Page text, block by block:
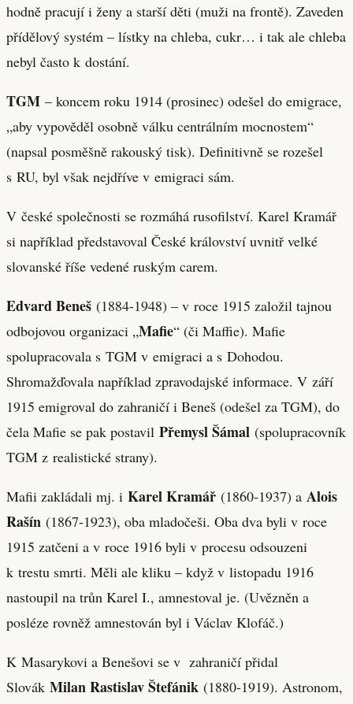
hodně pracují i ženy a starší děti (muži na frontě). Zaveden
přídělový systém – lístky na chleba, cukr… i tak ale chleba
nebyl často k dostání.
TGM – koncem roku 1914 (prosinec) odešel do emigrace,
„aby vypověděl osobně válku centrálním mocnostem“
(napsal posměšně rakouský tisk). Definitivně se rozešel
s RU, byl však nejdříve v emigraci sám.
V české společnosti se rozmáhá rusofilství. Karel Kramář
si například představoval České království uvnitř velké
slovanské říše vedené ruským carem.
Edvard Beneš (1884-1948) – v roce 1915 založil tajnou
odbojovou organizaci „Mafie“ (či Maffie). Mafie
spolupracovala s TGM v emigraci a s Dohodou.
Shromažďovala například zpravodajské informace. V září
1915 emigroval do zahraničí i Beneš (odešel za TGM), do
čela Mafie se pak postavil Přemysl Šámal (spolupracovník
TGM z realistické strany).
Mafii zakládali mj. i Karel Kramář (1860-1937) a Alois
Rašín (1867-1923), oba mladočeši. Oba dva byli v roce
1915 zatčeni a v roce 1916 byli v procesu odsouzeni
k trestu smrti. Měli ale kliku – když v listopadu 1916
nastoupil na trůn Karel I., amnestoval je. (Uvězněn a
posléze rovněž amnestován byl i Václav Klofáč.)
K Masarykovi a Benešovi se v zahraničí přidal
Slovák Milan Rastislav Štefánik (1880-1919). Astronom,